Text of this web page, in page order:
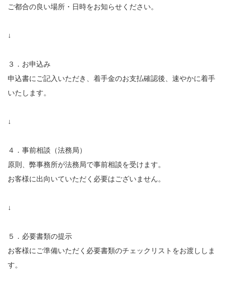
ご都合の良い場所・日時をお知らせください。
↓
３．お申込み
申込書にご記入いただき、着手金のお支払確認後、速やかに着手
いたします。
↓
４．事前相談（法務局）
原則、弊事務所が法務局で事前相談を受けます。
お客様に出向いていただく必要はございません。
↓
５．必要書類の提示
お客様にご準備いただく必要書類のチェックリストをお渡ししま
す。